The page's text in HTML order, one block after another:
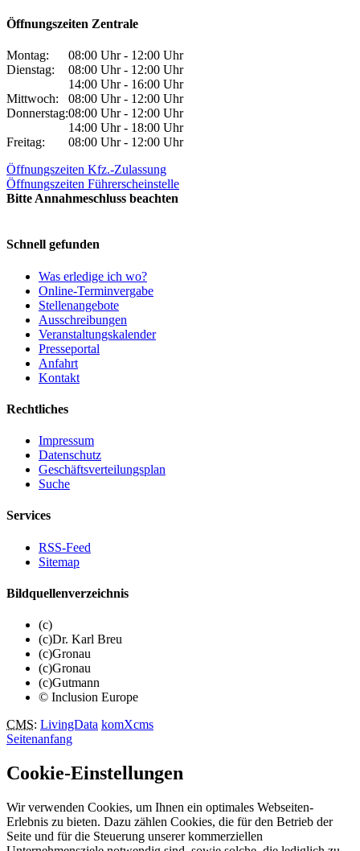
Öffnungszeiten Zentrale
Montag:
08:00 Uhr - 12:00 Uhr
Dienstag:
08:00 Uhr - 12:00 Uhr
14:00 Uhr - 16:00 Uhr
Mittwoch:
08:00 Uhr - 12:00 Uhr
Donnerstag:08:00 Uhr - 12:00 Uhr
14:00 Uhr - 18:00 Uhr
Freitag:
08:00 Uhr - 12:00 Uhr
Öffnungszeiten Kfz.-Zulassung
Öffnungszeiten Führerscheinstelle
Bitte Annahmeschluss beachten
Schnell gefunden
Was erledige ich wo?
Online-Terminvergabe
Stellenangebote
Ausschreibungen
Veranstaltungskalender
Presseportal
Anfahrt
Kontakt
Rechtliches
Impressum
Datenschutz
Geschäftsverteilungsplan
Suche
Services
RSS-Feed
Sitemap
Bildquellenverzeichnis
(c)
(c)Dr. Karl Breu
(c)Gronau
(c)Gronau
(c)Gutmann
© Inclusion Europe
CMS: LivingData komXcms
Seitenanfang
Cookie-Einstellungen
Wir verwenden Cookies, um Ihnen ein optimales Webseiten-
Erlebnis zu bieten. Dazu zählen Cookies, die für den Betrieb der
Seite und für die Steuerung unserer kommerziellen